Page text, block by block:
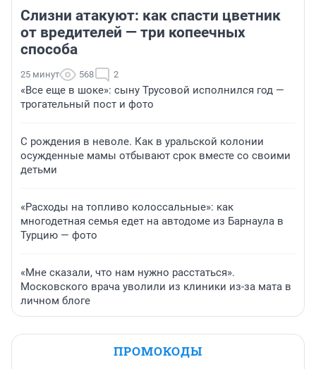
Слизни атакуют: как спасти цветник
от вредителей — три копеечных
способа
25 минут 568 2
«Все еще в шоке»: сыну Трусовой исполнился год —
трогательный пост и фото
С рождения в неволе. Как в уральской колонии
осужденные мамы отбывают срок вместе со своими
детьми
«Расходы на топливо колоссальные»: как
многодетная семья едет на автодоме из Барнаула в
Турцию — фото
«Мне сказали, что нам нужно расстаться».
Московского врача уволили из клиники из-за мата в
личном блоге
ПРОМОКОДЫ